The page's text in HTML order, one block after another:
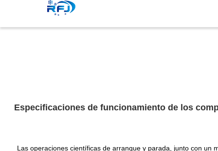
Especificaciones de funcionamiento de los
Las operaciones científicas de arranque y parada, junto con un